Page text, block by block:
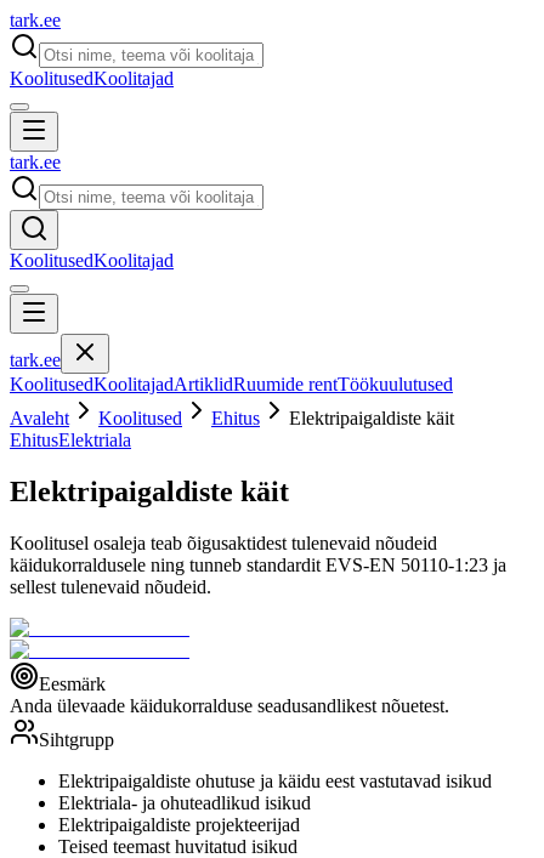
tark.ee
KoolitusedKoolitajad
tark.ee
KoolitusedKoolitajad
tark.ee
KoolitusedKoolitajadArtiklidRuumide rentTöökuulutused
Avaleht
Koolitused Ehitus
Elektripaigaldiste käit
EhitusElektriala
Elektripaigaldiste käit
Koolitusel osaleja teab õigusaktidest tulenevaid nõudeid
käidukorraldusele ning tunneb standardit EVS-EN 50110-1:23 ja
sellest tulenevaid nõudeid.
Eesmärk
Anda ülevaade käidukorralduse seadusandlikest nõuetest.
Sihtgrupp
Elektripaigaldiste ohutuse ja käidu eest vastutavad isikud
Elektriala- ja ohuteadlikud isikud
Elektripaigaldiste projekteerijad
Teised teemast huvitatud isikud